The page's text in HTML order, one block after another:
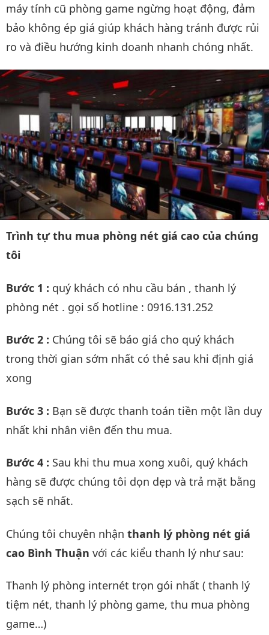
máy tính cũ phòng game ngừng hoạt động, đảm
bảo không ép giá giúp khách hàng tránh được rủi
ro và điều hướng kinh doanh nhanh chóng nhất.
Trình tự thu mua phòng nét giá cao của chúng
tôi
Bước 1 : quý khách có nhu cầu bán , thanh lý
phòng nét . gọi số hotline : 0916.131.252
Bước 2 : Chúng tôi sẽ báo giá cho quý khách
trong thời gian sớm nhất có thẻ sau khi định giá
xong
Bước 3 : Bạn sẽ được thanh toán tiền một lần duy
nhất khi nhân viên đến thu mua.
Bước 4 : Sau khi thu mua xong xuôi, quý khách
hàng sẽ được chúng tôi dọn dẹp và trả mặt bằng
sạch sẽ nhất.
Chúng tôi chuyên nhận thanh lý phòng nét giá
cao Bình Thuận với các kiểu thanh lý như sau:
Thanh lý phòng internét trọn gói nhất ( thanh lý
tiệm nét, thanh lý phòng game, thu mua phòng
game…)